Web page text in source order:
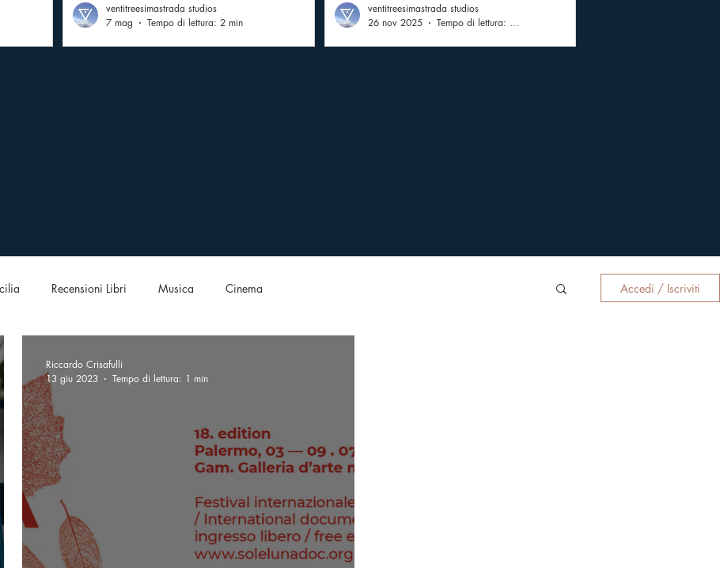
ventitreesimastrada studios
7 mag
Tempo di lettura: 2 min
ventitreesimastrada studios
26 nov 2025
Tempo di lettura: 2 min
Recensioni Libri Musica Cinema Accedi / Iscriviti
Riccardo Crisafulli
13 giu 2023
Tempo di lettura: 1 min